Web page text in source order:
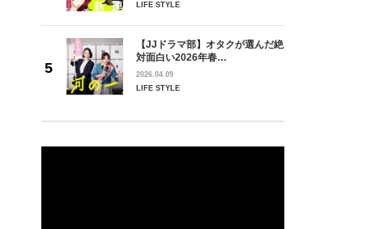
LIFE STYLE
【JJドラマ部】オタクが選んだ絶
対面白い2026年春…
2026.04.09
LIFE STYLE